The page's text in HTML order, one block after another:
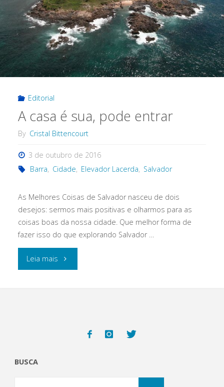
Editorial
A casa é sua, pode entrar
By Cristal Bittencourt
3 de outubro de 2016
Barra, Cidade, Elevador Lacerda, Salvador
As Melhores Coisas de Salvador nasceu de dois
desejos: sermos mais positivas e olharmos para as
coisas boas da nossa cidade. Que melhor forma de
fazer isso do que explorando Salvador …
Leia mais "A
BUSCA